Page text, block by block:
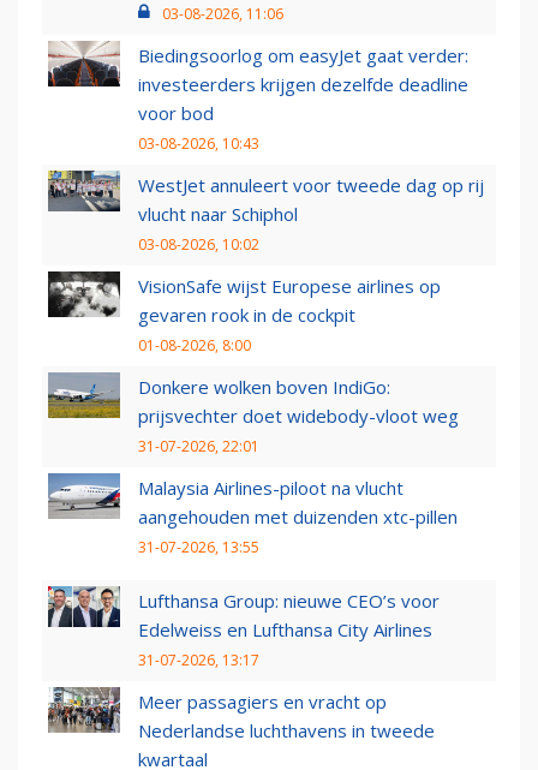
03-08-2026, 11:06
Biedingsoorlog om easyJet gaat verder:
investeerders krijgen dezelfde deadline
voor bod
03-08-2026, 10:43
WestJet annuleert voor tweede dag op rij
vlucht naar Schiphol
03-08-2026, 10:02
VisionSafe wijst Europese airlines op
gevaren rook in de cockpit
01-08-2026, 8:00
Donkere wolken boven IndiGo:
prijsvechter doet widebody-vloot weg
31-07-2026, 22:01
Malaysia Airlines-piloot na vlucht
aangehouden met duizenden xtc-pillen
31-07-2026, 13:55
Lufthansa Group: nieuwe CEO’s voor
Edelweiss en Lufthansa City Airlines
31-07-2026, 13:17
Meer passagiers en vracht op
Nederlandse luchthavens in tweede
kwartaal